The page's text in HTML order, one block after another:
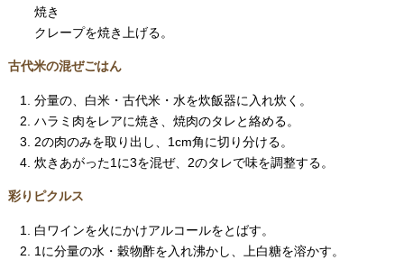
焼き
クレープを焼き上げる。
古代米の混ぜごはん
分量の、白米・古代米・水を炊飯器に入れ炊く。
ハラミ肉をレアに焼き、焼肉のタレと絡める。
2の肉のみを取り出し、1cm角に切り分ける。
炊きあがった1に3を混ぜ、2のタレで味を調整する。
彩りピクルス
白ワインを火にかけアルコールをとばす。
1に分量の水・穀物酢を入れ沸かし、上白糖を溶かす。